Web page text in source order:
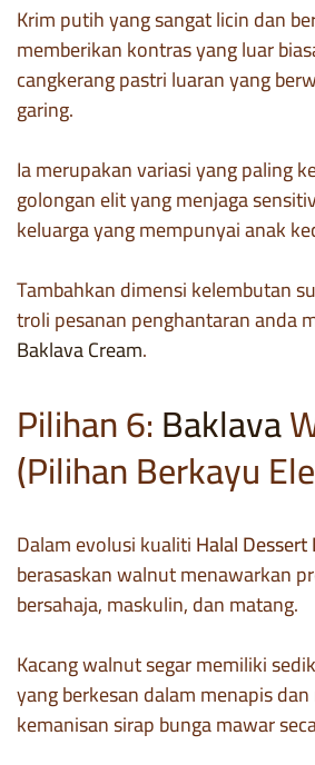
Krim putih yang sangat licin dan
memberikan kontras yang luar
cangkerang pastri luaran yang
garing.
Ia merupakan variasi yang paling
golongan elit yang menjaga
keluarga yang mempunyai anak
Tambahkan dimensi kelembutan
troli pesanan penghantaran anda
Baklava Cream.
Pilihan 6:Baklava
(Pilihan Berkayu
Dalam evolusi kualitiHalal
berasaskan walnut menawarkan
bersahaja, maskulin, dan matang.
Kacang walnut segar memiliki
yang berkesan dalam menapis
kemanisan sirap bunga mawar